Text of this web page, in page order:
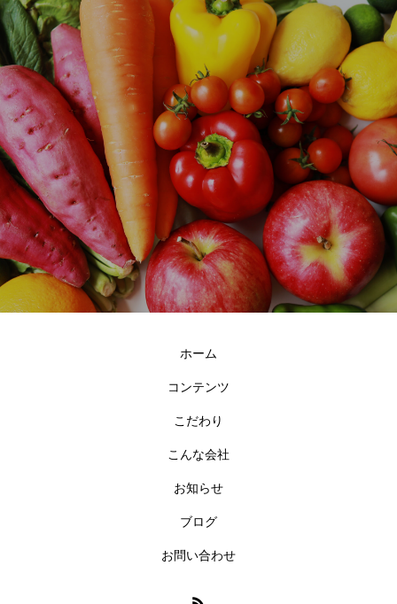
ホーム
コンテンツ
こだわり
こんな会社
お知らせ
ブログ
お問い合わせ